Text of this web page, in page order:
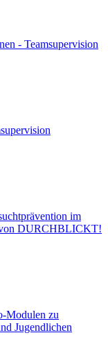
- Teamsupervision
im
von DURCHBLICKT!
Modulen zu
Jugendlichen